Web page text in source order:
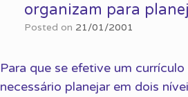
organizam para
Posted on 21/01/2001
Para que se efetive um
necessário planejar em dois